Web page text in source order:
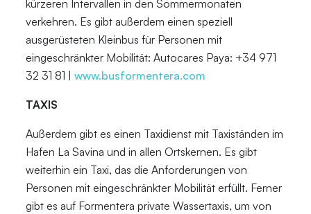
kürzeren Intervallen in den Sommermonaten
verkehren. Es gibt außerdem einen speziell
ausgerüsteten Kleinbus für Personen mit
eingeschränkter Mobilität: Autocares Paya: +34 971
32 31 81 |www.busformentera.com
TAXIS
Außerdem gibt es einen Taxidienst mit Taxiständen im
Hafen La Savina und in allen Ortskernen. Es gibt
weiterhin ein Taxi, das die Anforderungen von
Personen mit eingeschränkter Mobilität erfüllt. Ferner
gibt es auf Formentera private Wassertaxis, um von